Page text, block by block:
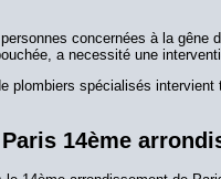
concernées à la gêne
a necessité une
plombiers spécialisés intervient
14ème